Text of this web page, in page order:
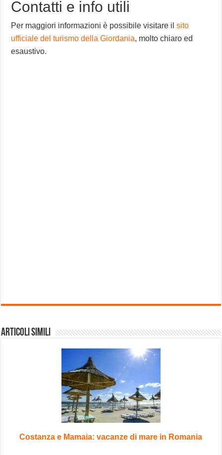
Contatti e info utili
Per maggiori informazioni è possibile visitare ilsito
ufficiale del turismo della Giordania, molto chiaro ed
esaustivo.
Articoli Simili
Costanza e Mamaia: vacanze di mare in Romania